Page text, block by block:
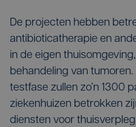
De projecten hebben
antibioticatherapie en
in de eigen
behandeling van tumoren.
testfase zullen zo’n 1300
ziekenhuizen betrokken
diensten voor